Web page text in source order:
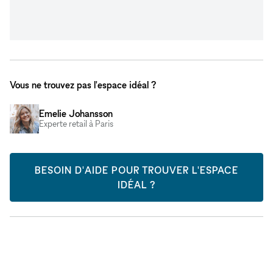
Vous ne trouvez pas l'espace idéal ?
Emelie Johansson
Experte retail à Paris
BESOIN D'AIDE POUR TROUVER L'ESPACE
IDÉAL ?